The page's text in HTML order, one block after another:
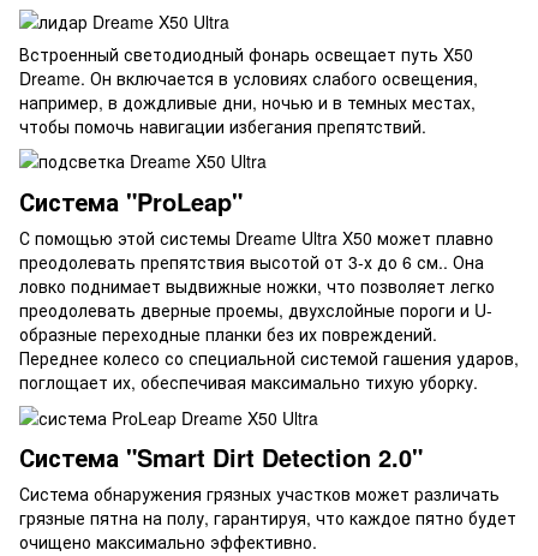
Встроенный светодиодный фонарь освещает путь X50
Dreame. Он включается в условиях слабого освещения,
например, в дождливые дни, ночью и в темных местах,
чтобы помочь навигации избегания препятствий.
Система "ProLeap"
С помощью этой системы Dreame Ultra X50 может плавно
преодолевать препятствия высотой от 3-х до 6 см.. Она
ловко поднимает выдвижные ножки, что позволяет легко
преодолевать дверные проемы, двухслойные пороги и U-
образные переходные планки без их повреждений.
Переднее колесо со специальной системой гашения ударов,
поглощает их, обеспечивая максимально тихую уборку.
Система "Smart Dirt Detection 2.0"
Система обнаружения грязных участков может различать
грязные пятна на полу, гарантируя, что каждое пятно будет
очищено максимально эффективно.